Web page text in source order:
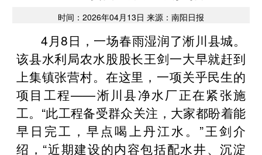
时间：2026年04月13日 来源：南阳日报
4月8日，一场春雨湿润了淅川县城。
该县水利局农水股股长王剑一大早就赶到
上集镇张营村。在这里，一项关乎民生的
项目工程——淅川县净水厂正在紧张施
工。“此工程备受群众关注，大家都盼着能
早日完工，早点喝上丹江水。”王剑介
绍，“近期建设的内容包括配水井、沉淀